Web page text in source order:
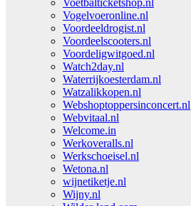
Voetbalticketshop.nl
Vogelvoeronline.nl
Voordeeldrogist.nl
Voordeelscooters.nl
Voordeligwitgoed.nl
Watch2day.nl
Waterrijkoesterdam.nl
Watzalikkopen.nl
Webshoptoppersinconcert.nl
Webvitaal.nl
Welcome.in
Werkoveralls.nl
Werkschoeisel.nl
Wetona.nl
wijnetiketje.nl
Wijny.nl